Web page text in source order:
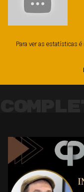
Para ver as estatísticas